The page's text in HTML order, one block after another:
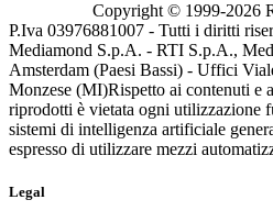
Copyright © 1999-2026
P.Iva 03976881007 - Tutti i diritti
Mediamond S.p.A. - RTI S.p.A.,
Amsterdam (Paesi Bassi) - Uffici
Monzese (MI)Rispetto ai contenuti e
riprodotti è vietata ogni utilizzazione
sistemi di intelligenza artificiale
espresso di utilizzare mezzi
Legal